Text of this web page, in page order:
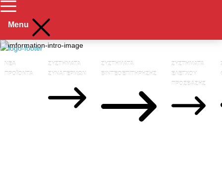
Menu
ΝΕΑ
ΠΡΟΪΟΝΤΑ
ΣΥΣΤΗΜΑΤΑ
ΣΥΝΑΓΕΡΜΩΝ
ΣΥΣΤΗΜΑΤΑ
ΒΙΝΤΕΟΕΠΙΤΗΡΗΣΗΣ
ΣΥΣΤΗΜΑΤΑ
ΕΛΕΓΧΟΥ
ΠΡΟΣΒΑΣΗΣ